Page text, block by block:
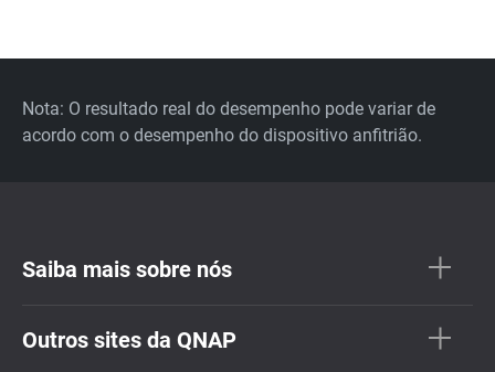
Nota: O resultado real do desempenho pode variar de
acordo com o desempenho do dispositivo anfitrião.
Saiba mais sobre nós
Outros sites da QNAP